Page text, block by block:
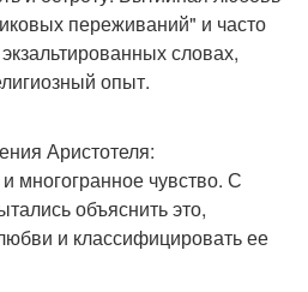
переживаний" и часто
словах,
опыт.
Аристотеля:
многогранное чувство. С
объяснить это,
и классифицировать ее